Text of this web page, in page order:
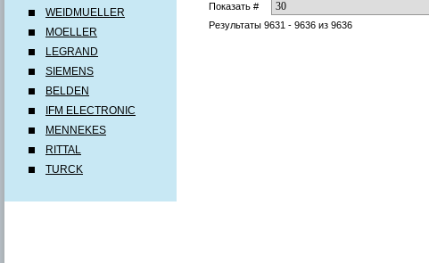
WEIDMUELLER
MOELLER
LEGRAND
SIEMENS
BELDEN
IFM ELECTRONIC
MENNEKES
RITTAL
TURCK
Показать #
Результаты 9631 - 9636 из 9636